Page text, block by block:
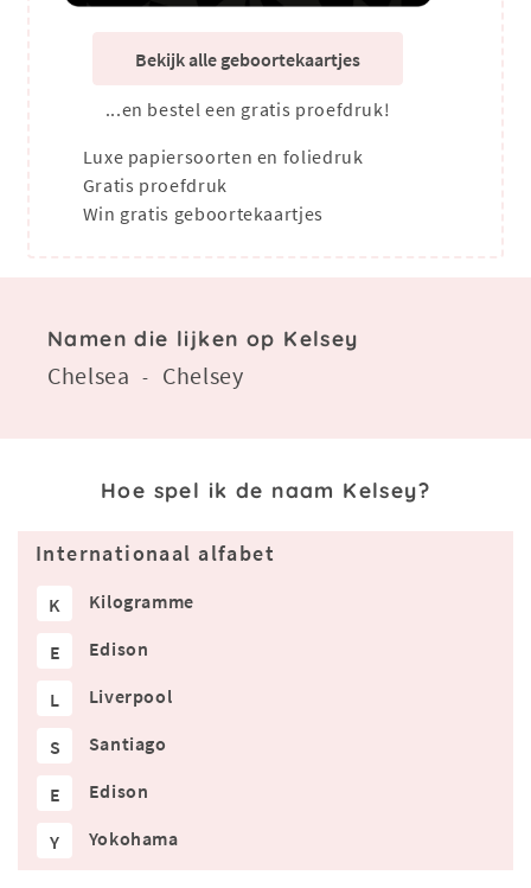
Bekijk alle geboortekaartjes
...en bestel een gratis proefdruk!
Luxe papiersoorten en foliedruk
Gratis proefdruk
Win gratis geboortekaartjes
Namen die lijken op Kelsey
Chelsea - Chelsey
Hoe spel ik de naam Kelsey?
Internationaal alfabet
K Kilogramme
E Edison
L Liverpool
S Santiago
E Edison
Y Yokohama